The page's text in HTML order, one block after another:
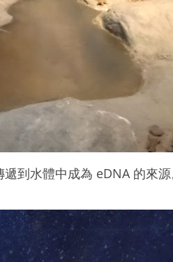
到水體中成為 eDNA 的來